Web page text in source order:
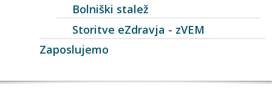
Bolniški stalež
Storitve eZdravja - zVEM
Zaposlujemo